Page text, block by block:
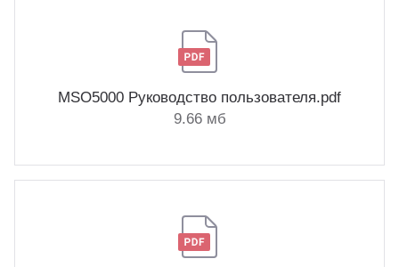
MSO5000 Руководство пользователя.pdf
9.66 мб